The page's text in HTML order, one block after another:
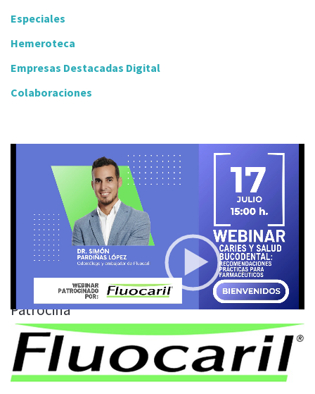
Especiales
Hemeroteca
Empresas Destacadas Digital
Colaboraciones
CARIES Y SALUD BUCODENTAL: Recomendaciones
Patrocina
54:04